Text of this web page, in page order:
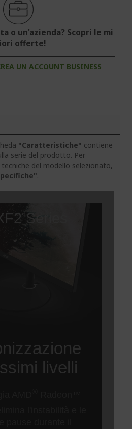
o un'azienda? Scopri le mi
offerte!
UN ACCOUNT BUSINESS
"Caratteristiche" contiene
serie del prodotto. Per
del modello selezionato,
.